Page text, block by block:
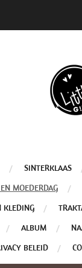
SINTERKLAAS
MOEDERDAG
KLEDING
ALBUM
BELEID